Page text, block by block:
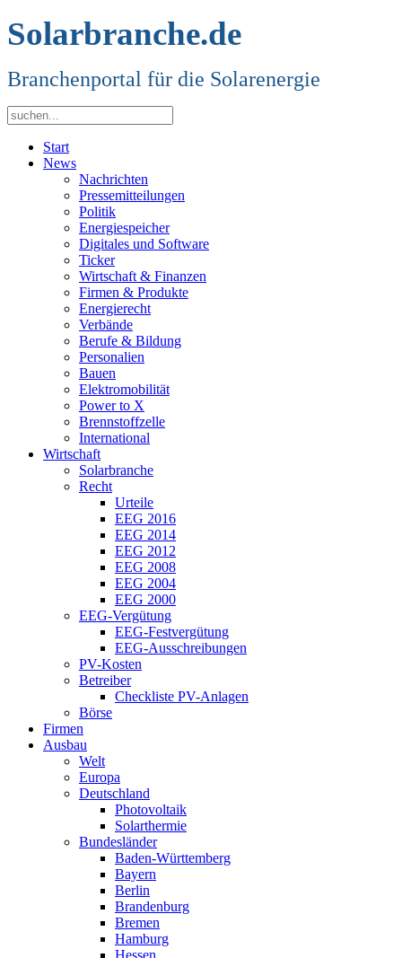
Solarbranche.de
Branchenportal für die Solarenergie
Start
News
Nachrichten
Pressemitteilungen
Politik
Energiespeicher
Digitales und Software
Ticker
Wirtschaft & Finanzen
Firmen & Produkte
Energierecht
Verbände
Berufe & Bildung
Personalien
Bauen
Elektromobilität
Power to X
Brennstoffzelle
International
Wirtschaft
Solarbranche
Recht
Urteile
EEG 2016
EEG 2014
EEG 2012
EEG 2008
EEG 2004
EEG 2000
EEG-Vergütung
EEG-Festvergütung
EEG-Ausschreibungen
PV-Kosten
Betreiber
Checkliste PV-Anlagen
Börse
Firmen
Ausbau
Welt
Europa
Deutschland
Photovoltaik
Solarthermie
Bundesländer
Baden-Württemberg
Bayern
Berlin
Brandenburg
Bremen
Hamburg
Hessen